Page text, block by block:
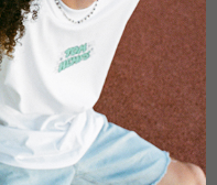
100%
0%
0%